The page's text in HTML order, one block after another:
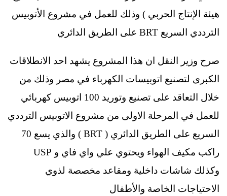
هيئة الإنتاج الحربي ) وذلك للعمل في مشروع الأتوبيس
الترددي السريع BRT على الطريق الدائري
صرح وزير النقل ان هذا المشروع يشهد احد الانطلاقات
الكبرى لتصنيع اتوبيسات الكهرباء في مصر وذلك من
خلال التعاقد على تصنيع وتوريد 100 اتوبيس كهربائي
للعمل في المرحلة الاولى من مشروع الاتوبيس الترددي
السريع على الطريق الدائري ( BRT ) والذي يسع 70
راكب مكيف الهواء ويحتوي علي واي فاي و USP
وكذلك شاشات داخلية ومقاعد مخصصة لذوي
الاحتياجات الخاصة والأطفال